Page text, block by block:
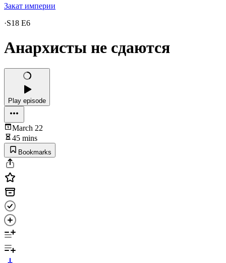
Закат империи
·S18 E6
Анархисты не сдаются
Play episode
March 22
45 mins
Bookmarks